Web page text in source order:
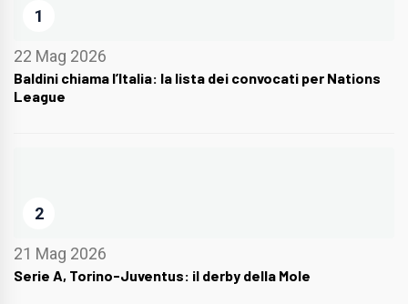
1
22 Mag 2026
Baldini chiama l’Italia: la lista dei convocati per Nations
League
2
21 Mag 2026
Serie A, Torino-Juventus: il derby della Mole